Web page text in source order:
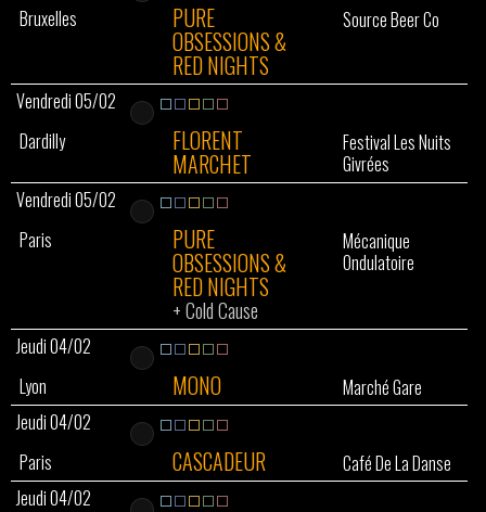
Bruxelles
PURE
OBSESSIONS &
RED NIGHTS
Source Beer Co
Vendredi 05/02
Dardilly
FLORENT
MARCHET
Festival Les Nuits
Givrées
Vendredi 05/02
Paris
PURE
OBSESSIONS &
RED NIGHTS
+Cold Cause
Mécanique
Ondulatoire
Jeudi 04/02
Lyon
MONO
Marché Gare
Jeudi 04/02
Paris
CASCADEUR
Café De La Danse
Jeudi 04/02